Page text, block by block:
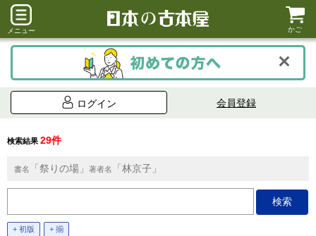
メニュー かご
ログイン 会員登録
検索結果 29件
書名 「祭りの場」 著者名 「林京子」
+ 初版 + 揃